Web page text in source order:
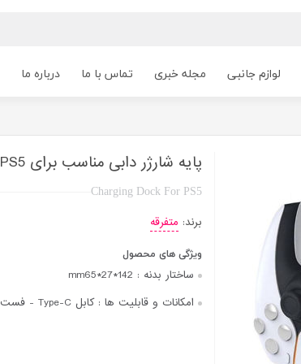
لوازم جانبی مجله خبری تماس با ما درباره ما
پایه شارژر دابی مناسب برای PS5
Charging Dock For PS5
برند: متفرقه
ویژگی های محصول
ساختار بدنه : mm65*27*142
امکانات و قابلیت ها :کابل Type-C - فست شارژ